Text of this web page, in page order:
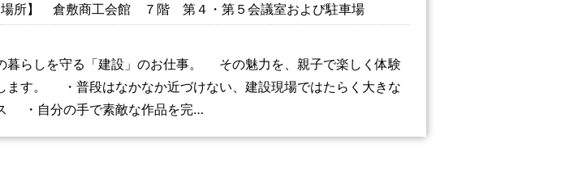
場所】
倉敷商工会館 ７階 第４・第５会議室および駐車場
暮らしを守る「建設」のお仕事。 その魅力を、親子で楽しく体験
ます。 ・普段はなかなか近づけない、建設現場ではたらく大きな
・自分の手で素敵な作品を完…